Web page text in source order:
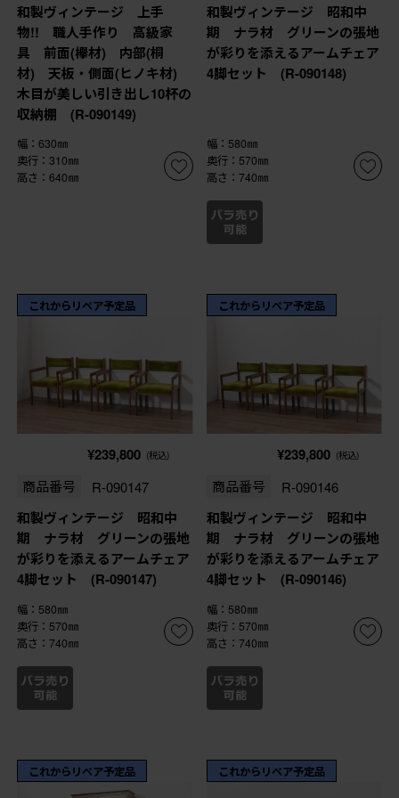
和製ヴィンテージ 上手
物!! 職人手作り 高級家
具 前面(欅材) 内部(桐
材) 天板・側面(ヒノキ材)
木目が美しい引き出し10杯の
収納棚 (R-090149)
幅：630㎜
奥行：310㎜
高さ：640㎜
和製ヴィンテージ 昭和中
期 ナラ材 グリーンの張地
が彩りを添えるアームチェア
4脚セット (R-090148)
幅：580㎜
奥行：570㎜
高さ：740㎜
これからリペア予定品
¥239,800 (税込)
商品番号 R-090147
和製ヴィンテージ 昭和中
期 ナラ材 グリーンの張地
が彩りを添えるアームチェア
4脚セット (R-090147)
幅：580㎜
奥行：570㎜
高さ：740㎜
これからリペア予定品
¥239,800 (税込)
商品番号 R-090146
和製ヴィンテージ 昭和中
期 ナラ材 グリーンの張地
が彩りを添えるアームチェア
4脚セット (R-090146)
幅：580㎜
奥行：570㎜
高さ：740㎜
これからリペア予定品 これからリペア予定品